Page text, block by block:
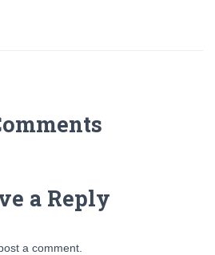
a Reply
a comment.